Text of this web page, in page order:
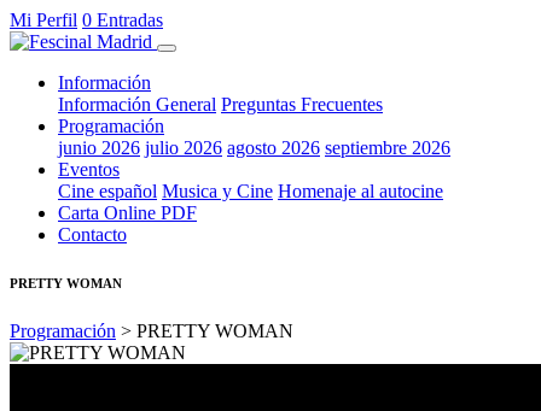
Mi Perfil 0 Entradas
Información
Información General Preguntas Frecuentes
Programación
junio 2026 julio 2026 agosto 2026 septiembre 2026
Eventos
Cine español Musica y Cine Homenaje al autocine
Carta Online PDF
Contacto
PRETTY WOMAN
Programación > PRETTY WOMAN